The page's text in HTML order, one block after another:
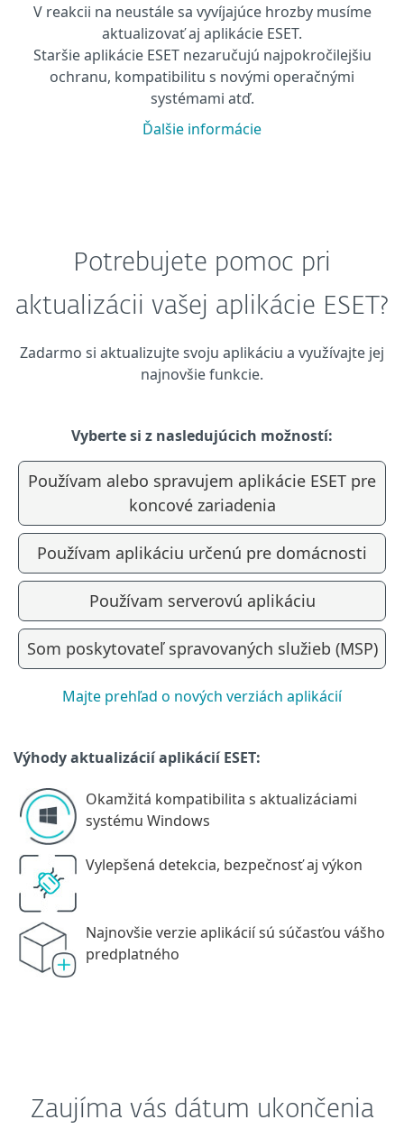
V reakcii na neustále sa vyvíjajúce hrozby musíme
aktualizovať aj aplikácie ESET.
Staršie aplikácie ESET nezaručujú najpokročilejšiu
ochranu, kompatibilitu s novými operačnými
systémami atď.
Ďalšie informácie
Potrebujete pomoc pri
aktualizácii vašej aplikácie ESET?
Zadarmo si aktualizujte svoju aplikáciu a využívajte jej
najnovšie funkcie.
Vyberte si z nasledujúcich možností:
Používam alebo spravujem aplikácie ESET pre
koncové zariadenia
Používam aplikáciu určenú pre domácnosti
Používam serverovú aplikáciu
Som poskytovateľ spravovaných služieb (MSP)
Majte prehľad o nových verziách aplikácií
Výhody aktualizácií aplikácií ESET:
Okamžitá kompatibilita s aktualizáciami
systému Windows
Vylepšená detekcia, bezpečnosť aj výkon
Najnovšie verzie aplikácií sú súčasťou vášho
predplatného
Zaujíma vás dátum ukončenia